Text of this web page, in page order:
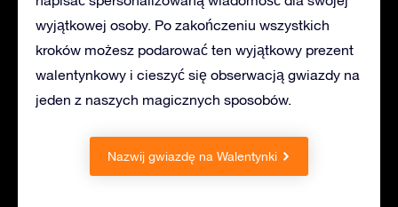
wyjątkowej osoby. Po zakończeniu wszystkich
kroków możesz podarować ten wyjątkowy prezent
walentynkowy i cieszyć się obserwacją gwiazdy na
jeden z naszych magicznych sposobów.
Nazwij gwiazdę na Walentynki